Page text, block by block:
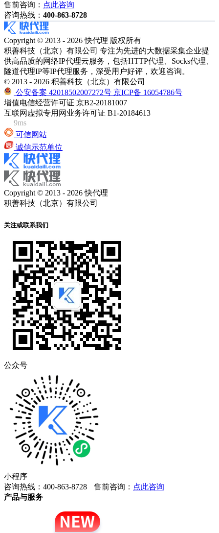
售前咨询： 点此咨询
咨询热线： 400-863-8728
Copyright © 2013 - 2026 快代理 版权所有
积善科技（北京）有限公司 专注为先进的大数据采集企业提
供高品质的网络IP代理云服务，包括HTTP代理、Socks代理、
隧道代理IP等IP代理服务，深受用户好评，欢迎咨询。
© 2013 - 2026 积善科技（北京）有限公司
公安备案 42018502007272号 京ICP备 16054786号
增值电信经营许可证 京B2-20181007
互联网虚拟专用网业务许可证 B1-20184613
9ms
可信网站
诚信示范单位
Copyright © 2013 - 2026 快代理
积善科技（北京）有限公司
关注或联系我们
公众号
小程序
咨询热线：400-863-8728
售前咨询： 点此咨询
产品与服务